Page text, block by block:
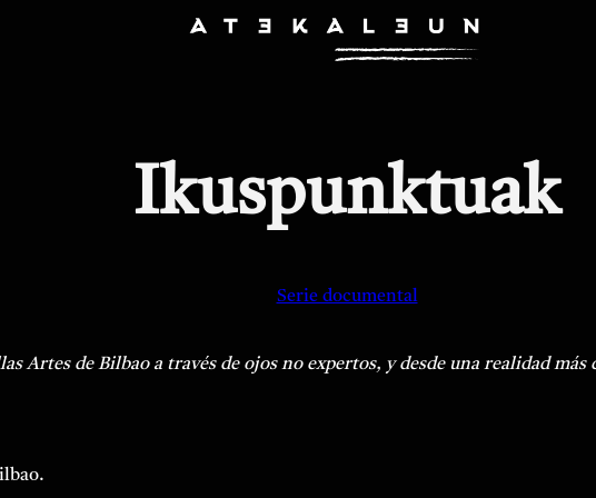
Ikuspunktuak
Serie documental
Artes de Bilbao a través de ojos no expertos, y desde una realidad más